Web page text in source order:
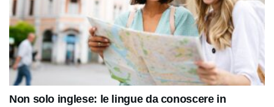
Non solo inglese: le lingue da conoscere in